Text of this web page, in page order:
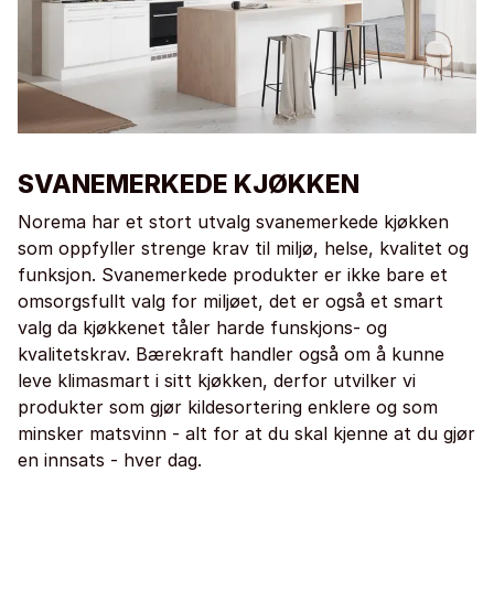
SVANEMERKEDE KJØKKEN
Norema har et stort utvalg svanemerkede kjøkken
som oppfyller strenge krav til miljø, helse, kvalitet og
funksjon. Svanemerkede produkter er ikke bare et
omsorgsfullt valg for miljøet, det er også et smart
valg da kjøkkenet tåler harde funskjons- og
kvalitetskrav. Bærekraft handler også om å kunne
leve klimasmart i sitt kjøkken, derfor utvilker vi
produkter som gjør kildesortering enklere og som
minsker matsvinn - alt for at du skal kjenne at du gjør
en innsats - hver dag.